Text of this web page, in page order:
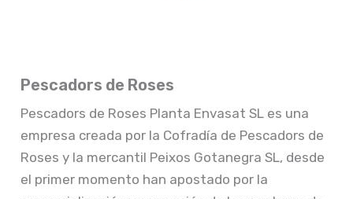
Pescadors de Roses
Pescadors de Roses Planta Envasat SL es una
empresa creada por la Cofradía de Pescadors de
Roses y la mercantil Peixos Gotanegra SL, desde
el primer momento han apostado por la